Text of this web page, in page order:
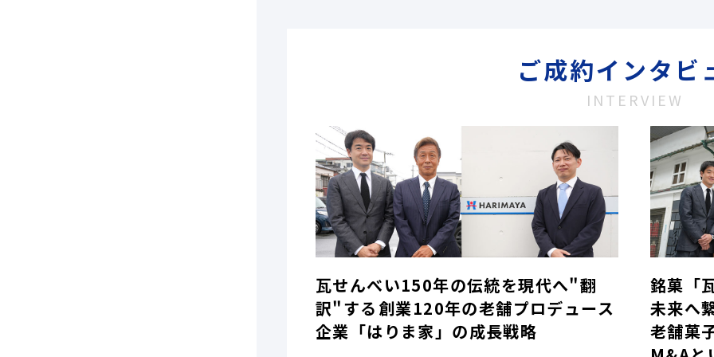
ご成約インタビ
INTERVIEW
瓦せんべい150年の伝統を現代へ"翻
訳"する――創業120年の老舗プロデュース
企業「はりま家」の成長戦略
銘菓「
未来へ
老舗菓